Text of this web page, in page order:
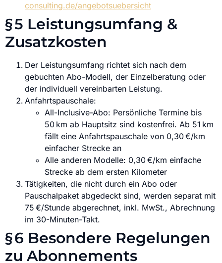
consulting.de/angebotsuebersicht
§ 5 Leistungsumfang &
Zusatzkosten
Der Leistungsumfang richtet sich nach dem
gebuchten Abo-Modell, der Einzelberatung oder
der individuell vereinbarten Leistung.
Anfahrtspauschale:
All-Inclusive-Abo: Persönliche Termine bis
50 km ab Hauptsitz sind kostenfrei. Ab 51 km
fällt eine Anfahrtspauschale von 0,30 €/km
einfacher Strecke an
Alle anderen Modelle: 0,30 €/km einfache
Strecke ab dem ersten Kilometer
Tätigkeiten, die nicht durch ein Abo oder
Pauschalpaket abgedeckt sind, werden separat mit
75 €/Stunde abgerechnet, inkl. MwSt., Abrechnung
im 30-Minuten-Takt.
§ 6 Besondere Regelungen
zu Abonnements